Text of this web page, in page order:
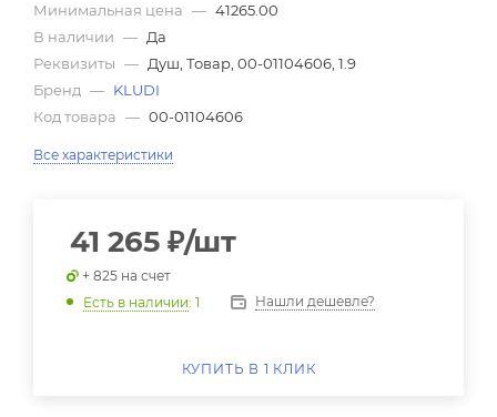
Минимальная цена — 41265.00
В наличии — Да
Реквизиты — Душ, Товар, 00-01104606, 1.9
Бренд — KLUDI
Код товара — 00-01104606
Все характеристики
41 265 ₽/шт
+ 825 на счет
Есть в наличии: 1 Нашли дешевле?
КУПИТЬ В 1 КЛИК